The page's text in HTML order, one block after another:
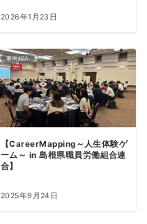
2026年1月23日
事例紹介
【CareerMapping～人生体験ゲ
ーム～ in 島根県職員労働組合連
合】
2025年9月24日